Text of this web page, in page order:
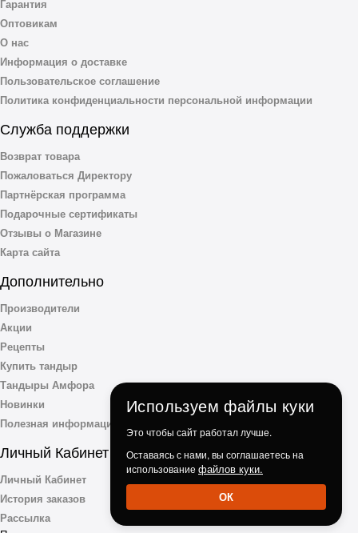
Гарантия
Оптовикам
О нас
Информация о доставке
Пользовательское соглашение
Политика конфиденциальности персональной информации
Служба поддержки
Возврат товара
Пожаловаться Директору
Партнёрская программа
Подарочные сертификаты
Отзывы о Магазине
Карта сайта
Дополнительно
Производители
Акции
Рецепты
Купить тандыр
Тандыры Амфора
Новинки
Полезная информация
Личный Кабинет
Личный Кабинет
История заказов
Рассылка
Используем файлы куки
Это чтобы сайт работал лучше.
Оставаясь с нами, вы соглашаетесь на
использование файлов куки.
ОК